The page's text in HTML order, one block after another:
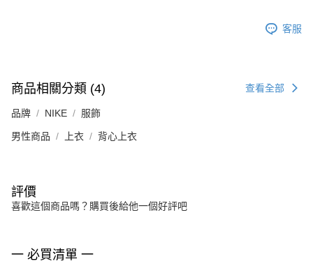
客服
商品相關分類 (4) 查看全部
品牌 NIKE 服飾
男性商品 上衣 背心上衣
評價
喜歡這個商品嗎？購買後給他一個好評吧
一 必買清單 一